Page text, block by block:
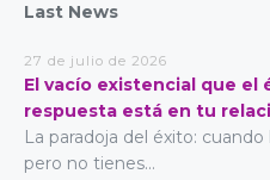
Last News
27 de julio de 2026
El vacío existencial que el
respuesta está en tu
La paradoja del éxito:
pero no tienes...